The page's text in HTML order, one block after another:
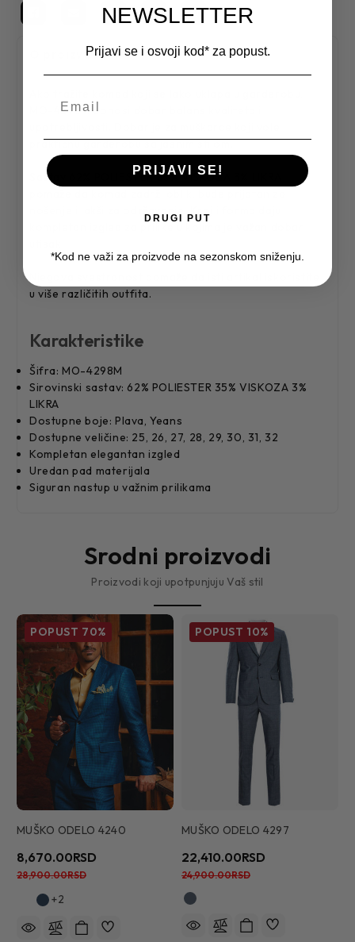
O proizvodu
MO-4298M donosi dobar balans kvaliteta i
praktičnu garderobu sa jasnim stilom.
Sastav 62% POLIESTER 35% VISKOZA 3% LIKRA
u više različitih outfita.
Karakteristike
Šifra: MO-4298M
Sirovinski sastav: 62% POLIESTER 35% VISKOZA 3%
LIKRA
Dostupne boje: Plava, Yeans
Dostupne veličine: 25, 26, 27, 28, 29, 30, 31, 32
Kompletan elegantan izgled
Uredan pad materijala
Siguran nastup u važnim prilikama
Srodni proizvodi
Proizvodi koji upotpunjuju Vaš stil
POPUST 70%
MUŠKO ODELO 4240
8,670.00RSD
28,900.00RSD
+2
POPUST 10%
MUŠKO ODELO 4297
22,410.00RSD
24,900.00RSD
NEWSLETTER
Prijavi se i osvoji kod* za popust.
PRIJAVI SE!
DRUGI PUT
*Kod ne važi za proizvode na sezonskom sniženju.